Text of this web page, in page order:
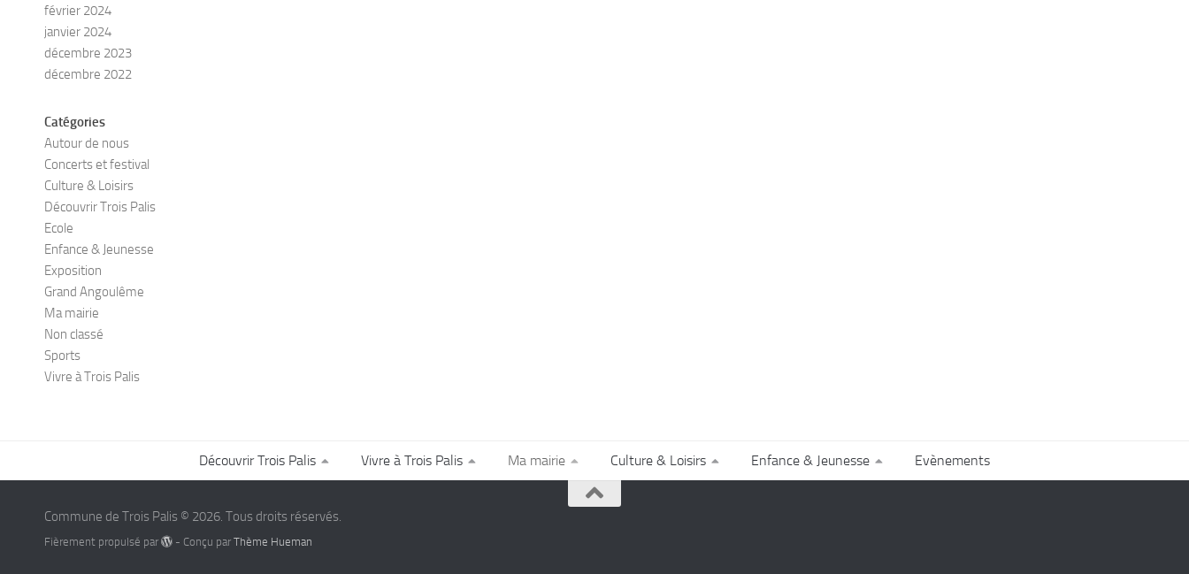
février 2024
janvier 2024
décembre 2023
décembre 2022
Catégories
Autour de nous
Concerts et festival
Culture & Loisirs
Découvrir Trois Palis
Ecole
Enfance & Jeunesse
Exposition
Grand Angoulême
Ma mairie
Non classé
Sports
Vivre à Trois Palis
Découvrir Trois Palis Vivre à Trois Palis Ma mairie Culture & Loisirs Enfance & Jeunesse Evènements
Commune de Trois Palis © 2026. Tous droits réservés.
Fièrement propulsé par - Conçu parThème Hueman